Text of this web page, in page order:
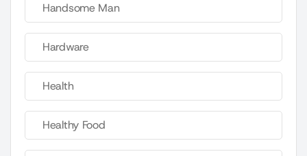
Handsome Man
Hardware
Health
Healthy Food